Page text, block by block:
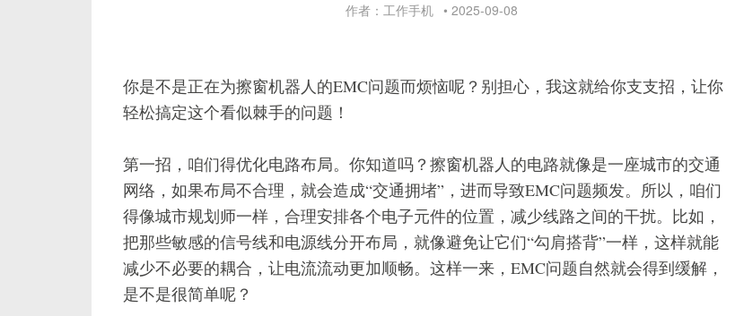
作者：工作手机 • 2025-09-08
你是不是正在为擦窗机器人的EMC问题而烦恼呢？别担心，我这就给你支支招，让你
轻松搞定这个看似棘手的问题！
第一招，咱们得优化电路布局。你知道吗？擦窗机器人的电路就像是一座城市的交通
网络，如果布局不合理，就会造成“交通拥堵”，进而导致EMC问题频发。所以，咱们
得像城市规划师一样，合理安排各个电子元件的位置，减少线路之间的干扰。比如，
把那些敏感的信号线和电源线分开布局，就像避免让它们“勾肩搭背”一样，这样就能
减少不必要的耦合，让电流流动更加顺畅。这样一来，EMC问题自然就会得到缓解，
是不是很简单呢？